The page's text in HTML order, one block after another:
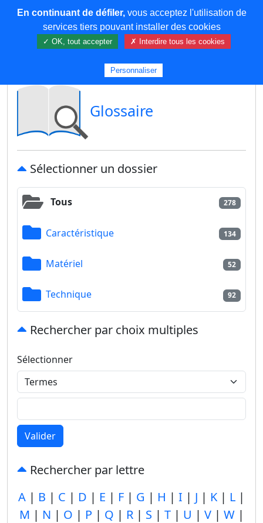
COREMA
Glossaire
Sélectionner un dossier
Tous 278
Caractéristique 134
Matériel 52
Technique 92
Rechercher par choix multiples
Sélectionner
Valider
Rechercher par lettre
A | B | C | D | E | F | G | H | I | J | K | L |
M | N | O | P | Q | R| S | T| U | V| W|
En continuant de défiler,vous acceptez l'utilisation de
services tiers pouvant installer des cookies
✓ OK, tout accepter ✗ Interdire tous les cookies
Personnaliser